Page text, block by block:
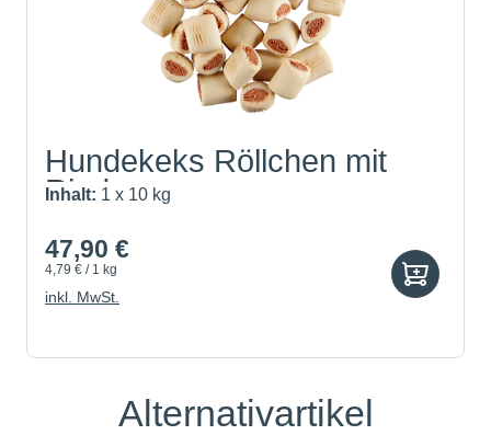
Hundekeks Röllchen mit
Rind...
Inhalt: 1 x 10 kg
47,90 €
4,79 € / 1 kg
inkl. MwSt.
Produktgalerie überspringen
Alternativartikel